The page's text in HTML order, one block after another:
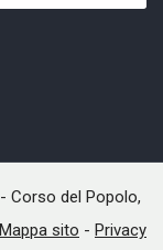
Corso del Popolo,
Mappa sito - Privacy